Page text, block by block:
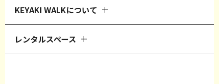
KEYAKI WALKについて
レンタルスペース